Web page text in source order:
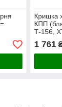
Кришка
КПП
Т-156,
16131
1 761